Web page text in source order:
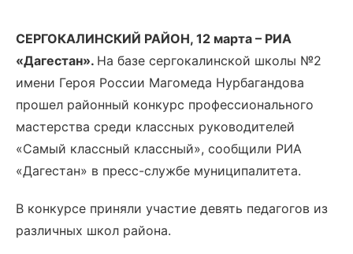
СЕРГОКАЛИНСКИЙ РАЙОН, 12 марта – РИА
«Дагестан». На базе сергокалинской школы №2
имени Героя России Магомеда Нурбагандова
прошел районный конкурс профессионального
мастерства среди классных руководителей
«Самый классный классный», сообщили РИА
«Дагестан» в пресс-службе муниципалитета.
В конкурсе приняли участие девять педагогов из
различных школ района.